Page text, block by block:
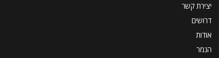
יצירת קשר
דרושים
אודות
הנמר